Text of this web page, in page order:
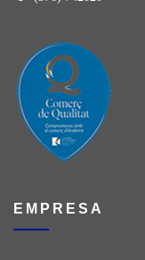
EMPRESA